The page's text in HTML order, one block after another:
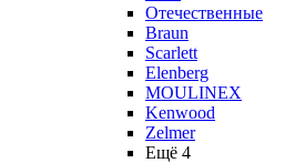
Отечественные
Braun
Scarlett
Elenberg
MOULINEX
Kenwood
Zelmer
Ещё 4